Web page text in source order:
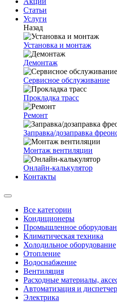
Статьи
Услуги
Назад
Установка и монтаж
Демонтаж
Сервисное обслуживание
Прокладка трасс
Ремонт
Заправка/дозаправка
Монтаж вентиляции
Онлайн-калькулятор
Контакты
Все категории
Кондиционеры
Промышленное
Климатическая техника
Холодильное оборудование
Отопление
Водоснабжение
Вентиляция
Расходные материалы,
Автоматизация и
Электрика